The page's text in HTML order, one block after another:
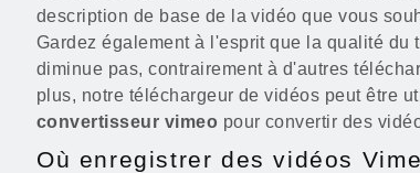
description de base de la vidéo que vous
Gardez également à l'esprit que la qualité du
diminue pas, contrairement à d'autres
plus, notre téléchargeur de vidéos peut être
convertisseur vimeo pour convertir des
Où enregistrer des vidéos